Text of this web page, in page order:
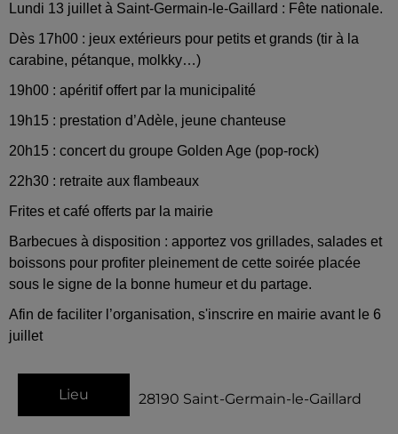
Lundi 13 juillet à Saint-Germain-le-Gaillard : Fête nationale.
Dès 17h00 : jeux extérieurs pour petits et grands (tir à la
carabine, pétanque, molkky…)
19h00 : apéritif offert par la municipalité
19h15 : prestation d’Adèle, jeune chanteuse
20h15 : concert du groupe Golden Age (pop-rock)
22h30 : retraite aux flambeaux
Frites et café offerts par la mairie
Barbecues à disposition : apportez vos grillades, salades et
boissons pour profiter pleinement de cette soirée placée
sous le signe de la bonne humeur et du partage.
Afin de faciliter l’organisation, s'inscrire en mairie avant le 6
juillet
Lieu 28190 Saint-Germain-le-Gaillard